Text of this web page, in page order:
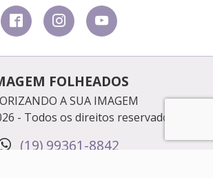
FOLHEADOS
A SUA IMAGEM
- Todos os direitos reservados
(19) 99361-8842